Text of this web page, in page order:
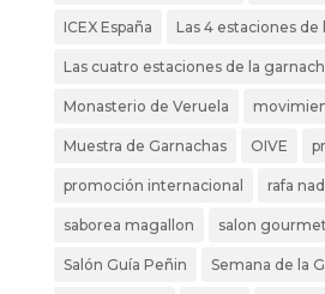
ICEX España Las 4 estaciones de
Las cuatro estaciones de la
Monasterio de Veruela
Muestra de Garnachas OIVE
promoción internacional rafa
saborea magallon salon
Salón Guía Peñin Semana de la